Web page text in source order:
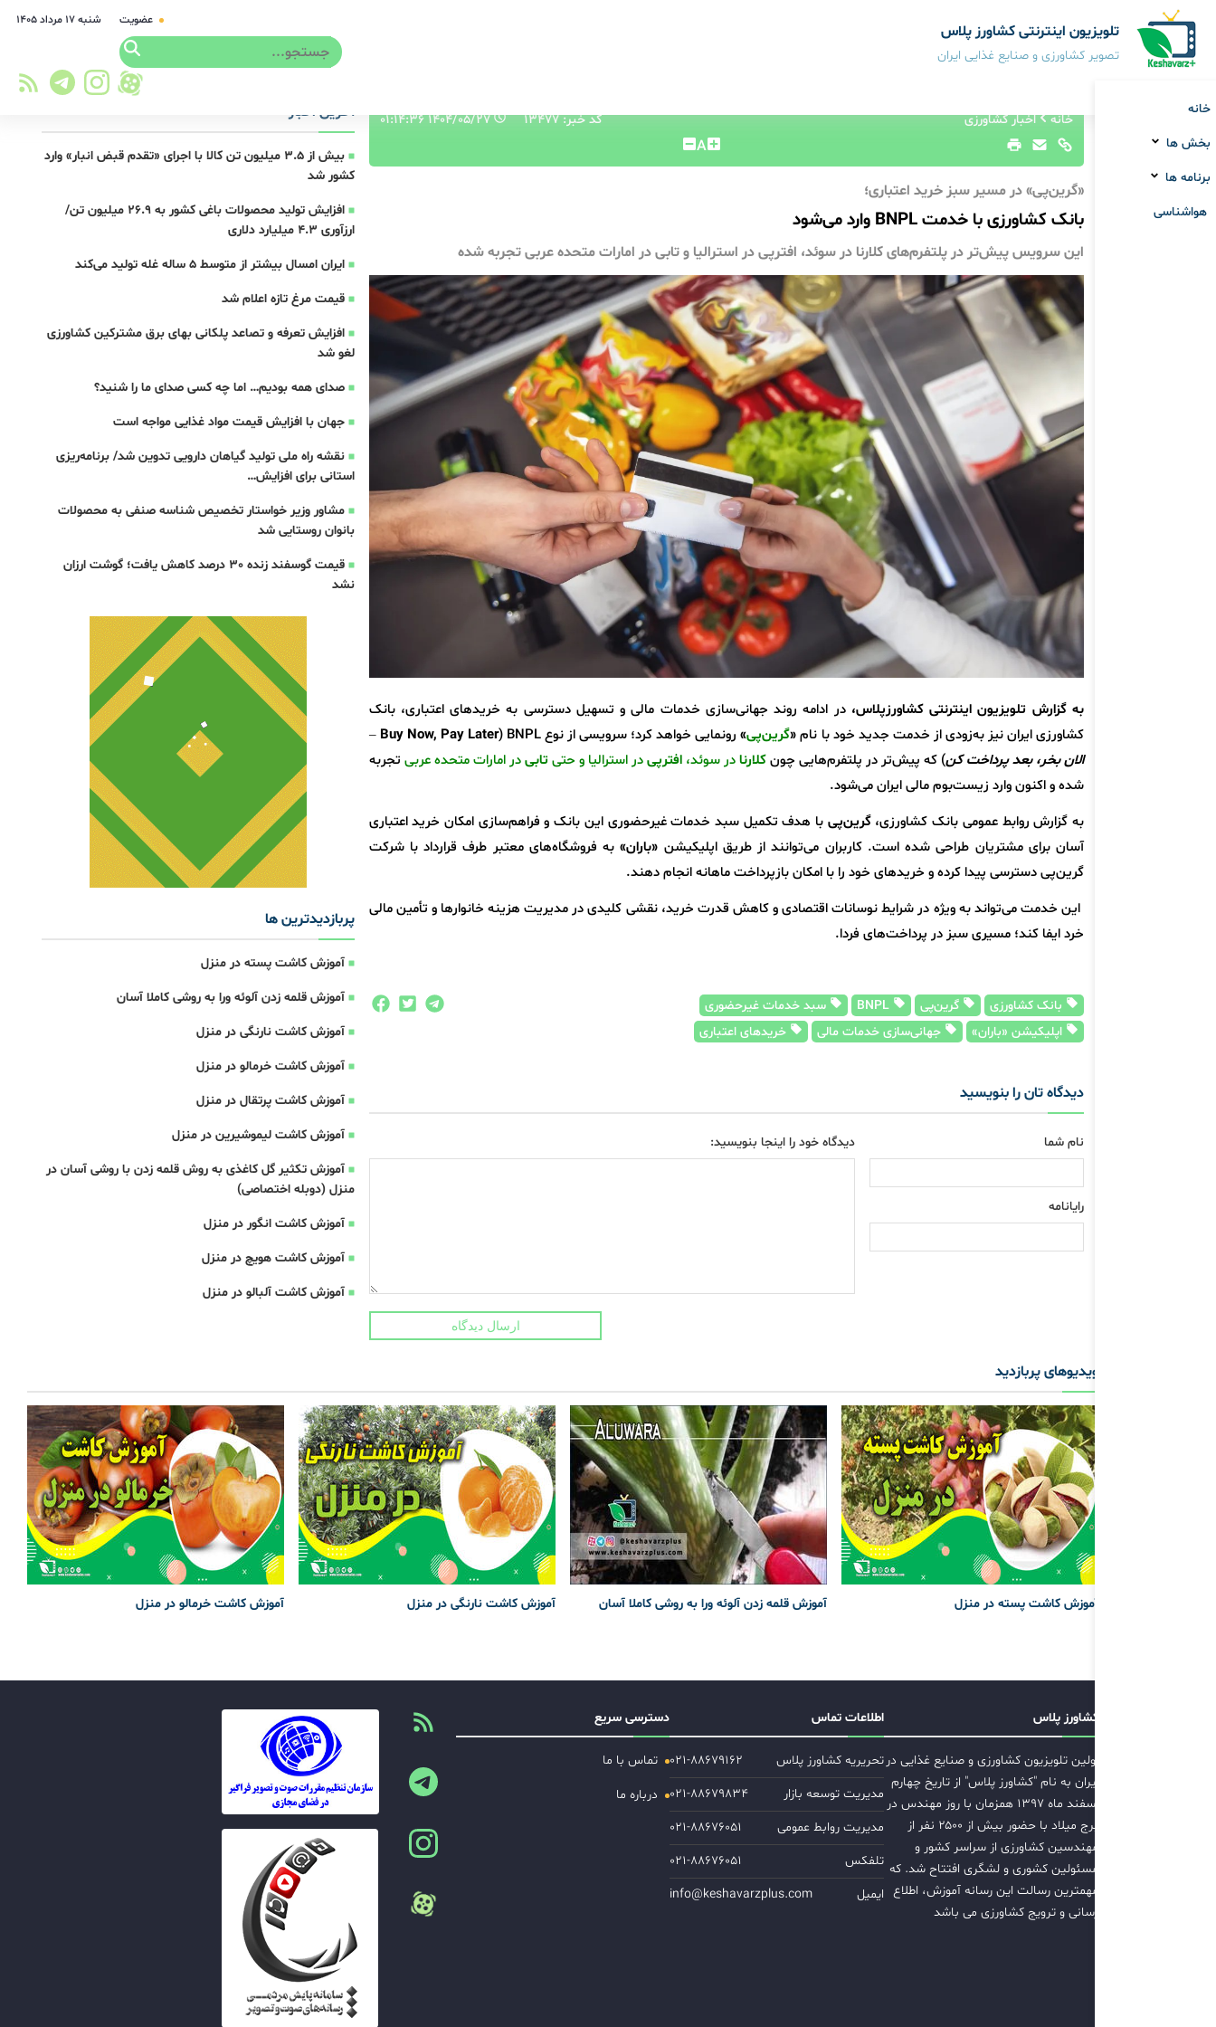
تلویزیون اینترنتی کشاورز پلاس
تصویر کشاورزی و صنایع غذایی ایران
عضویت شنبه ۱۷ مرداد ۱۴۰۵
خانه
بخش ها
برنامه ها
هواشناسی
خانه اخبار کشاورزی کد خبر: 13477 ۱۴۰۴/۰۵/۲۷ ۰۱:۱۴:۳۶
A
«گرین‌پی» در مسیر سبز خرید اعتباری؛
بانک کشاورزی با خدمت BNPL وارد می‌شود
این سرویس پیش‌تر در پلتفرم‌های کلارنا در سوئد، افترپی در استرالیا و تابی در امارات متحده عربی تجربه شده
به گزارش تلویزیون اینترنتی کشاورزپلاس،در ادامه روند جهانی‌سازی خدمات مالی و تسهیل دسترسی به خریدهای اعتباری، بانک
کشاورزی ایران نیز به‌زودی از خدمت جدید خود با نام«گرین‌پی»رونمایی خواهد کرد؛ سرویسی از نوع BNPL (
Buy Now, Pay Later –
الان بخر، بعد پرداخت کن) که پیش‌تر در پلتفرم‌هایی چونکلارنادر سوئد،افترپیدر استرالیا و حتیتابیدر امارات متحده عربی تجربه
شده و اکنون وارد زیست‌بوم مالی ایران می‌شود.
به گزارش روابط عمومی بانک کشاورزی،گرین‌پی با هدف تکمیل سبد خدمات غیرحضوری این بانک و فراهم‌سازی امکان خرید اعتباری
آسان برای مشتریان طراحی شده است. کاربران می‌توانند از طریق اپلیکیشن «باران» به فروشگاه‌های معتبر طرف قرارداد با شرکت
گرین‌پی دسترسی پیدا کرده و خریدهای خود را با امکان بازپرداخت ماهانه انجام دهند.
این خدمت می‌تواند به ویژه در شرایط نوسانات اقتصادی و کاهش قدرت خرید، نقشی کلیدی در مدیریت هزینه خانوارها و تأمین مالی
خرد ایفا کند؛ مسیری سبز در پرداخت‌های فردا.
بانک کشاورزی گرین‌پی
سبد خدمات غیرحضوری
اپلیکیشن «باران»
جهانی‌سازی خدمات مالی خریدهای اعتباری
دیدگاه تان را بنویسید
نام شما
رایانامه
دیدگاه خود را اینجا بنویسید:
ارسال دیدگاه
آخرین اخبار
بیش از ۳.۵ میلیون تن کالا با اجرای «تقدم قبض انبار» وارد
کشور شد
افزایش تولید محصولات باغی کشور به ۲۶.۹ میلیون تن/
ارزآوری ۴.۳ میلیارد دلاری
ایران امسال بیشتر از متوسط 5 ساله غله تولید می‌کند
قیمت مرغ تازه اعلام شد
افزایش تعرفه و تصاعد پلکانی بهای برق مشترکین کشاورزی
لغو شد
صدای همه بودیم… اما چه کسی صدای ما را شنید؟
جهان با افزایش قیمت مواد غذایی مواجه است
نقشه راه ملی تولید گیاهان دارویی تدوین شد/ برنامه‌ریزی
استانی برای افزایش…
مشاور وزیر خواستار تخصیص شناسه صنفی به محصولات
بانوان روستایی شد
قیمت گوسفند زنده 30 درصد کاهش یافت؛ گوشت ارزان
نشد
پربازدیدترین ها
آموزش کاشت پسته در منزل
آموزش قلمه زدن آلوئه ورا به روشی کاملا آسان
آموزش کاشت نارنگی در منزل
آموزش کاشت خرمالو در منزل
آموزش کاشت پرتقال در منزل
آموزش کاشت لیموشیرین در منزل
آموزش تکثیر گل کاغذی به روش قلمه زدن با روشی آسان در
منزل (دوبله اختصاصی)
آموزش کاشت انگور در منزل
آموزش کاشت هویچ در منزل
آموزش کاشت آلبالو در منزل
ویدیوهای پربازدید
آموزش کاشت پسته در منزل آموزش قلمه زدن آلوئه ورا به روشی کاملا آسان آموزش کاشت نارنگی در منزل آموزش کاشت خرمالو در منزل
کشاورز پلاس
اولین تلویزیون کشاورزی و صنایع غذایی در
ایران به نام "کشاورز پلاس" از تاریخ چهارم
اسفند ماه ۱۳۹۷ همزمان با روز مهندس در
برج میلاد با حضور بیش از ۲۵۰۰ نفر از
مهندسین کشاورزی از سراسر کشور و
مسئولین کشوری و لشگری افتتاح شد. که
مهمترین رسالت این رسانه آموزش، اطلاع
رسانی و ترویج کشاورزی می باشد
اطلاعات تماس
تحریریه کشاورز پلاس
۰۲۱-۸۸۶۷۹۱۶۲
مدیریت توسعه بازار
۰۲۱-۸۸۶۷۹۸۳۴
مدیریت روابط عمومی
۰۲۱-۸۸۶۷۶۰۵۱
تلفکس
۰۲۱-۸۸۶۷۶۰۵۱
ایمیل
info@keshavarzplus.com
دسترسی سریع
تماس با ما
درباره ما